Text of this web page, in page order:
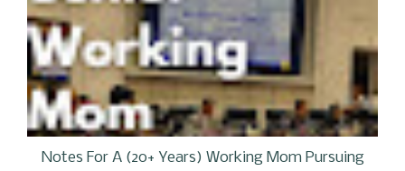
Notes For A (20+ Years) Working Mom Pursuing